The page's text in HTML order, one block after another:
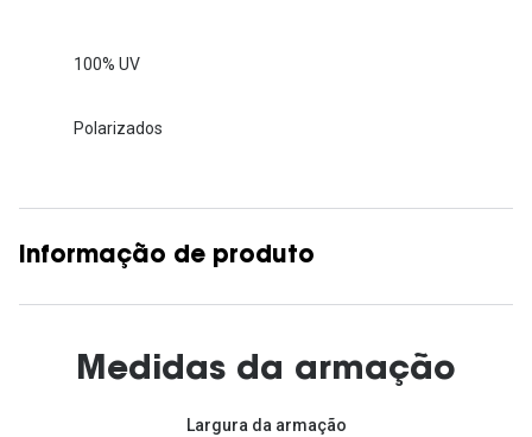
100% UV
Polarizados
Informação de produto
Medidas da armação
Largura da armação